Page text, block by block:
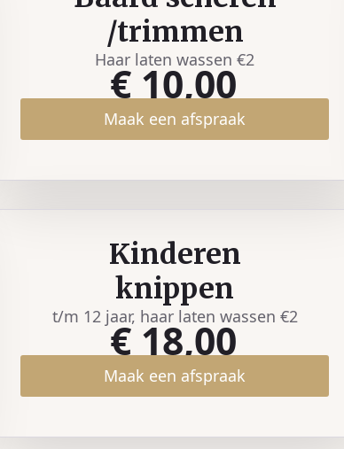
/trimmen
Haar laten wassen €2
€ 10,00
Maak een afspraak
Kinderen
knippen
t/m 12 jaar, haar laten wassen €2
€ 18,00
Maak een afspraak